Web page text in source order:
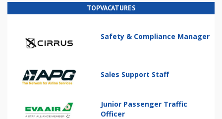
TOPVACATURES
Safety & Compliance Manager
Sales Support Staff
Junior Passenger Traffic
Officer